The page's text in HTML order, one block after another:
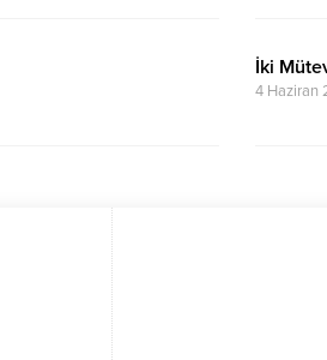
İki
4 Haziran